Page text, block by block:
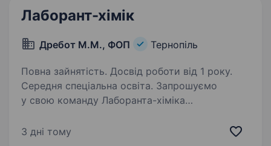
Лаборант-хімік
Дребот М.М., ФОП Тернопіль
Повна зайнятість. Досвід роботи від 1 року.
Середня спеціальна освіта. Запрошуємо
у свою команду Лаборанта-хіміка
проведення простих аналізів; елементарні
3 дні тому